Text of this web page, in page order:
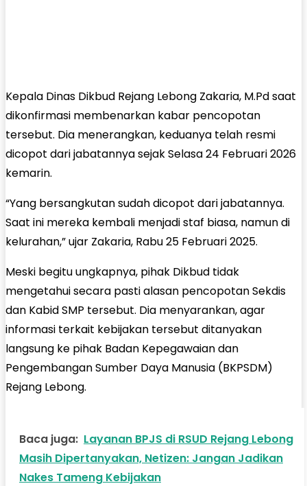
Kepala Dinas Dikbud Rejang Lebong Zakaria, M.Pd saat
dikonfirmasi membenarkan kabar pencopotan
tersebut. Dia menerangkan, keduanya telah resmi
dicopot dari jabatannya sejak Selasa 24 Februari 2026
kemarin.
“Yang bersangkutan sudah dicopot dari jabatannya.
Saat ini mereka kembali menjadi staf biasa, namun di
kelurahan,” ujar Zakaria, Rabu 25 Februari 2025.
Meski begitu ungkapnya, pihak Dikbud tidak
mengetahui secara pasti alasan pencopotan Sekdis
dan Kabid SMP tersebut. Dia menyarankan, agar
informasi terkait kebijakan tersebut ditanyakan
langsung ke pihak Badan Kepegawaian dan
Pengembangan Sumber Daya Manusia (BKPSDM)
Rejang Lebong.
Baca juga: Layanan BPJS di RSUD Rejang Lebong
Masih Dipertanyakan, Netizen: Jangan Jadikan
Nakes Tameng Kebijakan